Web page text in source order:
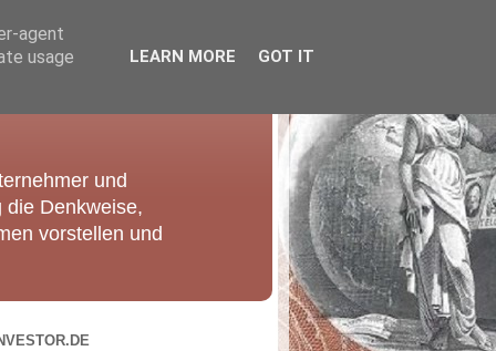
und
die Denkweise,
vorstellen und
agent
usage
LEARN MORE GOT IT